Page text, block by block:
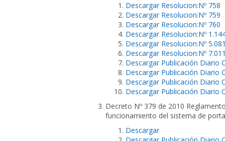
Descargar Resolucion:Nº 758
Descargar Resolucion:Nº 759
Descargar Resolucion:Nº 760
Descargar Resolucion:Nº
Descargar Resolucion:Nº
Descargar Resolucion:Nº
Descargar Publicación Diario
Descargar Publicación Diario
Descargar Publicación Diario
Descargar Publicación Diario
Decreto Nº 379 de 2010
funcionamiento del sistema de
Descargar